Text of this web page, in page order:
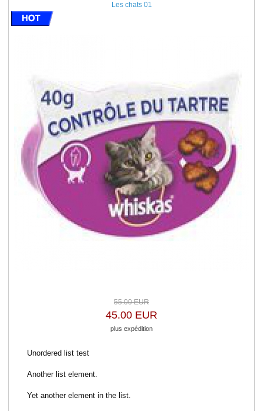
Les chats 01
55.00 EUR
45.00 EUR
plus expédition
Unordered list test
Another list element.
Yet another element in the list.